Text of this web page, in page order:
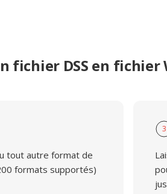
fichier DSS en fichier
tout autre format de
formats supportés)
3